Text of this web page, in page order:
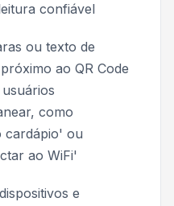
confiável
ou texto de
ao QR Code
como
cardápio' ou
ao WiFi'
e